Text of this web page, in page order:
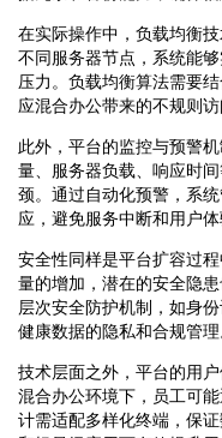
在实际操作中，负载均衡
不同服务器节点，系统能
压力。负载均衡算法需要
应混合办公带来的不规则访
此外，平台的监控与预警
量、服务器负载、响应时
颈。通过自动化预警，系
应，避免服务中断和用户体
安全性同样是平台扩容过
量的增加，潜在的安全隐
层次安全防护机制，如身
健康数据的隐私和合规管理
技术层面之外，平台的用
混合办公环境下，员工可
计需适配多样化终端，保